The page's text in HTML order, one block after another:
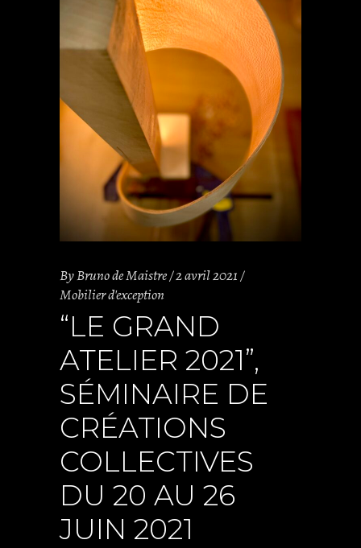
ByBruno de Maistre 2 avril 2021
Mobilier d'exception
“LE GRAND
ATELIER 2021”,
SÉMINAIRE DE
CRÉATIONS
COLLECTIVES
DU 20 AU 26
JUIN 2021